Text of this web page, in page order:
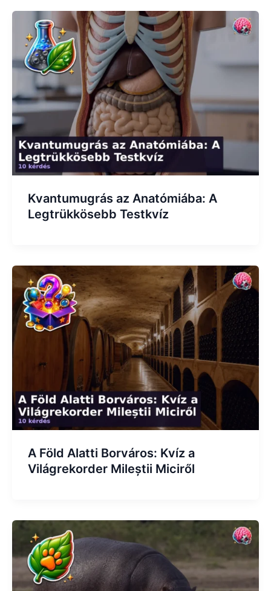
Kvantumugrás az Anatómiába: A
Legtrükkösebb Testkvíz
A Föld Alatti Borváros: Kvíz a
Világrekorder Mileștii Miciről